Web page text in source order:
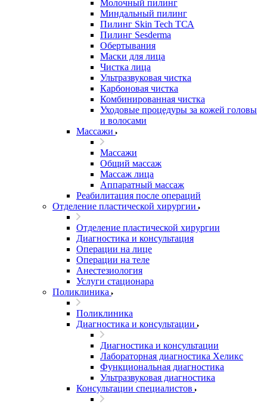
Молочный пилинг
Миндальный пилинг
Пилинг Skin Tech ТСА
Пилинг Sesderma
Обертывания
Маски для лица
Чистка лица
Ультразвуковая чистка
Карбоновая чистка
Комбинированная чистка
Уходовые процедуры за кожей головы
и волосами
Массажи
Массажи
Общий массаж
Массаж лица
Аппаратный массаж
Реабилитация после операций
Отделение пластической хирургии
Отделение пластической хирургии
Диагностика и консультация
Операции на лице
Операции на теле
Анестезиология
Услуги стационара
Поликлиника
Поликлиника
Диагностика и консультации
Диагностика и консультации
Лабораторная диагностика Хеликс
Функциональная диагностика
Ультразвуковая диагностика
Консультации специалистов